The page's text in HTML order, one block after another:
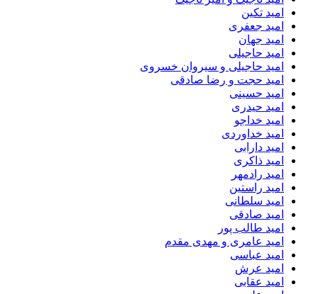
امید تکین
امید جعفری
امید جهان
امید حاجیلی
امید حاجیلی و سیروان خسروی
امید حجت و رضا صادقی
امید حسینی
امید حیدری
امید خداجو
امید خداوردی
امید دارابی
امید ذاکری
امید رادمهر
امید راستین
امید سلطانی
امید صادقی
امید طالب پور
امید عامری و مهدی مقدم
امید عباسی
امید عرش
امید عقابی